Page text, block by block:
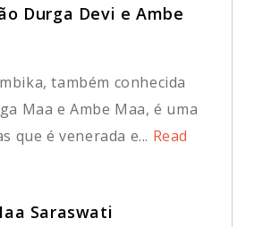
Durga Devi e Ambe
também conhecida
Maa e Ambe Maa, é uma
que é venerada e... Read
Saraswati